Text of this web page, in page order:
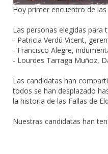
Hoy primer encuentro de
Las personas elegidas para
- Patricia Verdú Vicent,
- Francisco Alegre,
- Lourdes Tarraga Muñoz,
Las candidatas han
todos se han desplazado
la historia de las Fallas de
Nuestras candidatas han